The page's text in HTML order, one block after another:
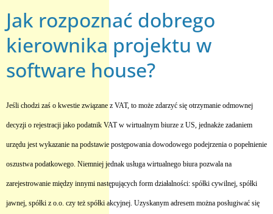
Jak rozpoznać dobrego
kierownika projektu w
software house?
Jeśli chodzi zaś o kwestie związane z VAT, to może zdarzyć się otrzymanie odmownej
decyzji o rejestracji jako podatnik VAT w wirtualnym biurze z US, jednakże zadaniem
urzędu jest wykazanie na podstawie postępowania dowodowego podejrzenia o popełnienie
oszustwa podatkowego. Niemniej jednak usługa wirtualnego biura pozwala na
zarejestrowanie między innymi następujących form działalności: spółki cywilnej, spółki
jawnej, spółki z o.o. czy też spółki akcyjnej. Uzyskanym adresem można posługiwać się